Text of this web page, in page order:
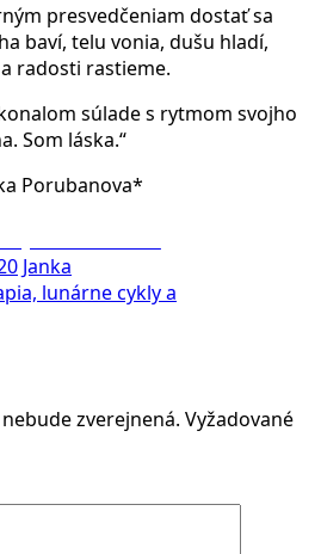
presvedčeniam dostať sa
baví, telu vonia, dušu hladí,
radosti rastieme.
súlade s rytmom svojho
Som láska.“
Porubanova*
Janka
lunárne cykly a
zverejnená. Vyžadované